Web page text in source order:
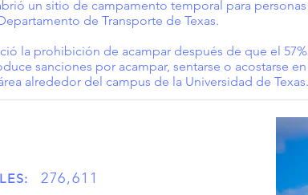
un sitio de campamento temporal para
de Transporte de Texas.
la prohibición de acampar después de que el
sanciones por acampar, sentarse o acostarse
alrededor del campus de la Universidad de Texas.
276,611